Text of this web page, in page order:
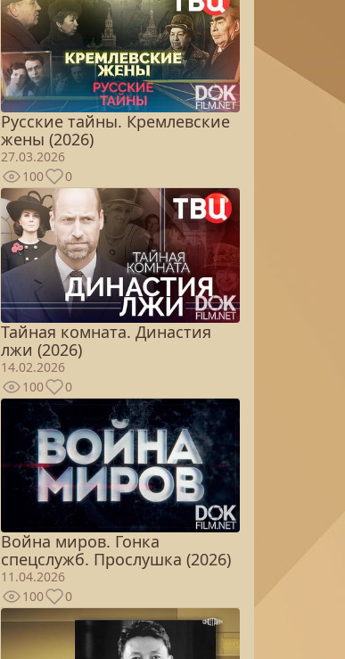
Русские тайны. Кремлевские
жены (2026)
27.03.2026
100
0
Тайная комната. Династия
лжи (2026)
14.02.2026
100
0
Война миров. Гонка
спецслужб. Прослушка (2026)
11.04.2026
100
0